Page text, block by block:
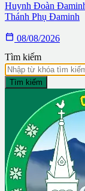
Huynh Đoàn
Thánh Phụ Đaminh
 08/08/2026
Tìm kiếm
Tìm kiếm